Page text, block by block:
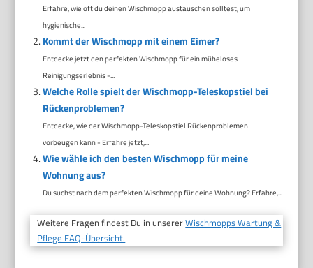
Erfahre, wie oft du deinen Wischmopp austauschen solltest, um
hygienische...
Kommt der Wischmopp mit einem Eimer?
Entdecke jetzt den perfekten Wischmopp für ein müheloses
Reinigungserlebnis -...
Welche Rolle spielt der Wischmopp-Teleskopstiel bei
Rückenproblemen?
Entdecke, wie der Wischmopp-Teleskopstiel Rückenproblemen
vorbeugen kann - Erfahre jetzt,...
Wie wähle ich den besten Wischmopp für meine
Wohnung aus?
Du suchst nach dem perfekten Wischmopp für deine Wohnung? Erfahre,...
Weitere Fragen findest Du in unsererWischmopps Wartung &
Pflege FAQ-Übersicht.